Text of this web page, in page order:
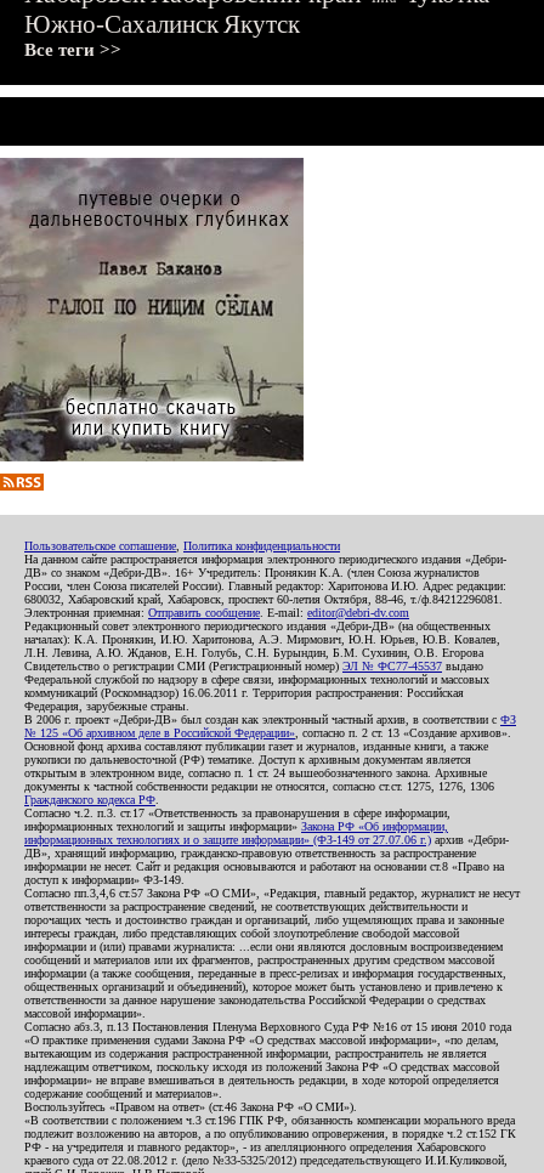
Южно-СахалинскЯкутск
Все теги >>
Пользовательское соглашение Политика конфиденциальности
На данном сайте распространяется информация электронного периодического издания «Дебри-
ДВ» со знаком «Дебри-ДВ». 16+ Учредитель: Пронякин К.А. (член Союза журналистов
России, член Союза писателей России). Главный редактор: Харитонова И.Ю. Адрес редакции:
680032, Хабаровский край, Хабаровск, проспект 60-летия Октября, 88-46, т./ф.84212296081.
Электронная приемная: Отправить сообщение . E-mail: editor@debri-dv.com
Редакционный совет электронного периодического издания «Дебри-ДВ» (на общественных
началах): К.А. Пронякин, И.Ю. Харитонова, А.Э. Мирмович, Ю.Н. Юрьев, Ю.В. Ковалев,
Л.Н. Левина, А.Ю. Жданов, Е.Н. Голубь, С.Н. Бурындин, Б.М. Сухинин, О.В. Егорова
Свидетельство о регистрации СМИ (Регистрационный номер) ЭЛ № ФС77-45537 выдано
Федеральной службой по надзору в сфере связи, информационных технологий и массовых
коммуникаций (Роскомнадзор) 16.06.2011 г. Территория распространения: Российская
Федерация, зарубежные страны.
В 2006 г. проект «Дебри-ДВ» был создан как электронный частный архив, в соответствии с ФЗ
№ 125 «Об архивном деле в Российской Федерации» , согласно п. 2 ст. 13 «Создание архивов».
Основной фонд архива составляют публикации газет и журналов, изданные книги, а также
рукописи по дальневосточной (РФ) тематике. Доступ к архивным документам является
открытым в электронном виде, согласно п. 1 ст. 24 вышеобозначенного закона. Архивные
документы к частной собственности редакции не относятся, согласно ст.ст. 1275, 1276, 1306
Гражданского кодекса РФ
Согласно ч.2. п.3. ст.17 «Ответственность за правонарушения в сфере информации,
информационных технологий и защиты информации» Закона РФ «Об информации,
информационных технологиях и о защите информации» (ФЗ-149 от 27.07.06 г.) архив «Дебри-
ДВ», хранящий информацию, гражданско-правовую ответственность за распространение
информации не несет. Сайт и редакция основываются и работают на основании ст.8 «Право на
доступ к информации» ФЗ-149.
Согласно пп.3,4,6 ст.57 Закона РФ «О СМИ», «Редакция, главный редактор, журналист не несут
ответственности за распространение сведений, не соответствующих действительности и
порочащих честь и достоинство граждан и организаций, либо ущемляющих права и законные
интересы граждан, либо представляющих собой злоупотребление свободой массовой
информации и (или) правами журналиста: ...если они являются дословным воспроизведением
сообщений и материалов или их фрагментов, распространенных другим средством массовой
информации (а также сообщения, переданные в пресс-релизах и информация государственных,
общественных организаций и объединений), которое может быть установлено и привлечено к
ответственности за данное нарушение законодательства Российской Федерации о средствах
массовой информации».
Согласно абз.3, п.13 Постановления Пленума Верховного Суда РФ №16 от 15 июня 2010 года
«О практике применения судами Закона РФ «О средствах массовой информации», «по делам,
вытекающим из содержания распространенной информации, распространитель не является
надлежащим ответчиком, поскольку исходя из положений Закона РФ «О средствах массовой
информации» не вправе вмешиваться в деятельность редакции, в ходе которой определяется
содержание сообщений и материалов».
Воспользуйтесь «Правом на ответ» (ст.46 Закона РФ «О СМИ»).
«В соответствии с положением ч.3 ст.196 ГПК РФ, обязанность компенсации морального вреда
подлежит возложению на авторов, а по опубликованию опровержения, в порядке ч.2 ст.152 ГК
РФ - на учредителя и главного редактор», - из апелляционного определения Хабаровского
краевого суда от 22.08.2012 г. (дело №33-5325/2012) председательствующего И.И.Куликовой,